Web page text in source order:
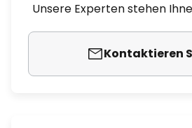
Unsere Experten stehen
Kontaktieren